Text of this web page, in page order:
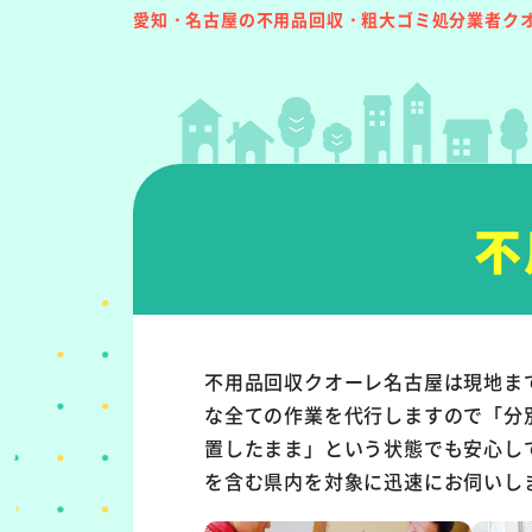
愛知・名古屋の不用品回収・粗大ゴミ処分業者ク
不用品回収クオーレ名古屋は現地
な全ての作業を代行しますので「
置したまま」という状態でも安心
を含む県内を対象に迅速にお伺いし